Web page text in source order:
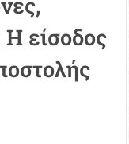
είσοδος